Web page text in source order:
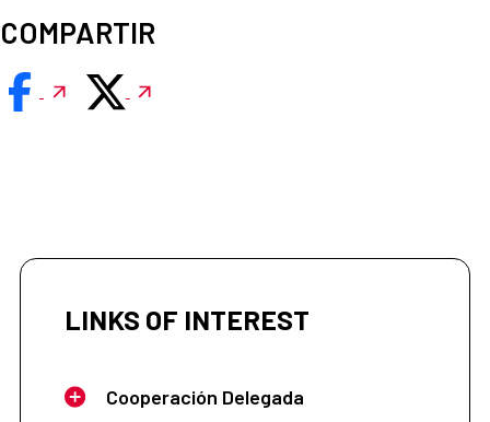
COMPARTIR
LINKS OF INTEREST
Cooperación Delegada